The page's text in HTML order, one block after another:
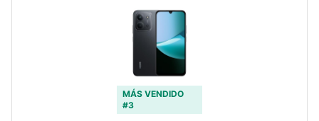
MÁS VENDIDO
#3